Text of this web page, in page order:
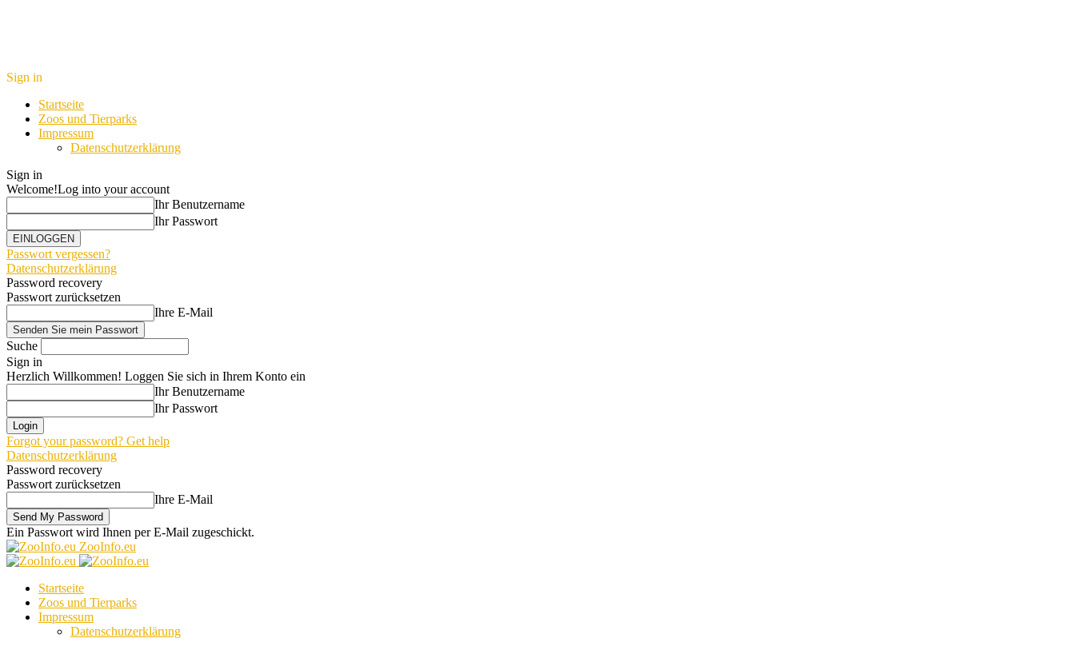
Sign in
Startseite
Zoos und Tierparks
Impressum
Datenschutzerklärung
Sign in
Welcome!Log into your account
Ihr Benutzername
Ihr Passwort
Passwort vergessen?
Datenschutzerklärung
Password recovery
Passwort zurücksetzen
Ihre E-Mail
Suche
Sign in
Herzlich Willkommen! Loggen Sie sich in Ihrem Konto ein
Ihr Benutzername
Ihr Passwort
Forgot your password? Get help
Datenschutzerklärung
Password recovery
Passwort zurücksetzen
Ihre E-Mail
Ein Passwort wird Ihnen per E-Mail zugeschickt.
ZooInfo.eu
Startseite
Zoos und Tierparks
Impressum
Datenschutzerklärung